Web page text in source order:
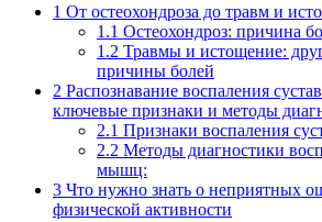
1 От остеохондроза до травм и
1.1 Остеохондроз: причина
1.2 Травмы и истощение:
причины болей
2 Распознавание воспаления
ключевые признаки и методы
2.1 Признаки воспаления
2.2 Методы диагностики
мышц:
3 Что нужно знать о неприятных
физической активности